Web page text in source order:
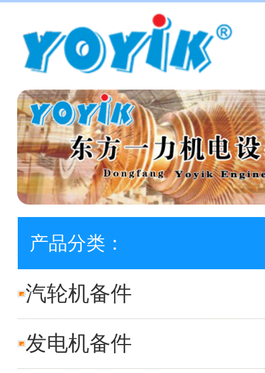
产品分类：
汽轮机备件
发电机备件